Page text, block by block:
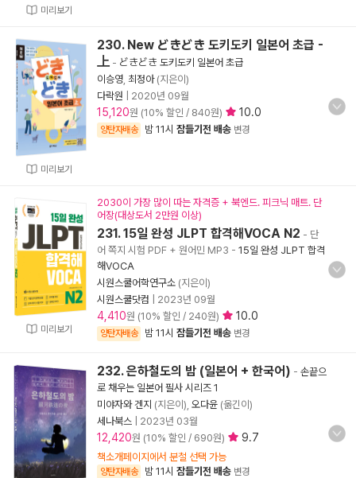
미리보기
미리보기
230. New どきどき 도키도키 일본어 초급 -
上 - どきどき 도키도키 일본어 초급
이승영 최정아(지은이)
다락원
2020년 09월
15,120원 (10% 할인 / 840원) 10.0
양탄자배송 밤 11시 잠들기전 배송 변경
미리보기
2030이 가장 많이 따는 자격증 + 북엔드. 피크닉 매트. 단
어장(대상도서 2만원 이상)
231. 15일 완성 JLPT 합격해VOCA N2 - 단
어 쪽지 시험 PDF + 원어민 MP3 - 15일 완성 JLPT 합격
해VOCA
시원스쿨어학연구소 (지은이)
시원스쿨닷컴
2023년 09월
4,410원 (10% 할인 / 240원) 10.0
양탄자배송 밤 11시 잠들기전 배송 변경
232. 은하철도의 밤 (일본어 + 한국어) - 손끝으
로 채우는 일본어 필사 시리즈 1
미야자와 겐지 (지은이), 오다윤 (옮긴이)
세나북스
2023년 03월
12,420원 (10% 할인 / 690원) 9.7
책소개페이지에서 분철 선택 가능
양탄자배송 밤 11시 잠들기전 배송 변경